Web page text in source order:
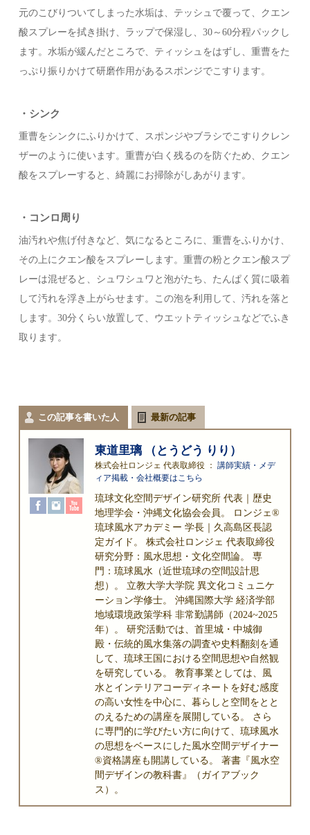
元のこびりついてしまった水垢は、テッシュで覆って、クエン
酸スプレーを拭き掛け、ラップで保湿し、30～60分程パックし
ます。水垢が緩んだところで、ティッシュをはずし、重曹をた
っぷり振りかけて研磨作用があるスポンジでこすります。
・シンク
重曹をシンクにふりかけて、スポンジやブラシでこすりクレン
ザーのように使います。重曹が白く残るのを防ぐため、クエン
酸をスプレーすると、綺麗にお掃除がしあがります。
・コンロ周り
油汚れや焦げ付きなど、気になるところに、重曹をふりかけ、
その上にクエン酸をスプレーします。重曹の粉とクエン酸スプ
レーは混ぜると、シュワシュワと泡がたち、たんぱく質に吸着
して汚れを浮き上がらせます。この泡を利用して、汚れを落と
します。30分くらい放置して、ウエットティッシュなどでふき
取ります。
この記事を書いた人 最新の記事
東道里璃 （とうどう りり）
株式会社ロンジェ 代表取締役 ：講師実績・メデ
ィア掲載・会社概要はこちら
琉球文化空間デザイン研究所 代表｜歴史
地理学会・沖縄文化協会会員。 ロンジェ®
琉球風水アカデミー 学長｜久高島区長認
定ガイド。 株式会社ロンジェ 代表取締役
研究分野：風水思想・文化空間論。 専
門：琉球風水（近世琉球の空間設計思
想）。 立教大学大学院 異文化コミュニケ
ーション学修士。 沖縄国際大学 経済学部
地域環境政策学科 非常勤講師（2024~2025
年）。 研究活動では、首里城・中城御
殿・伝統的風水集落の調査や史料翻刻を通
して、琉球王国における空間思想や自然観
を研究している。 教育事業としては、風
水とインテリアコーディネートを好む感度
の高い女性を中心に、暮らしと空間をとと
のえるための講座を展開している。 さら
に専門的に学びたい方に向けて、琉球風水
の思想をベースにした風水空間デザイナー
®資格講座も開講している。 著書『風水空
間デザインの教科書』（ガイアブック
ス）。